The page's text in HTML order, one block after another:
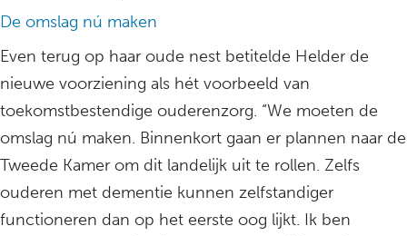
De omslag nú maken
Even terug op haar oude nest betitelde Helder de
nieuwe voorziening als hét voorbeeld van
toekomstbestendige ouderenzorg. “We moeten de
omslag nú maken. Binnenkort gaan er plannen naar de
Tweede Kamer om dit landelijk uit te rollen. Zelfs
ouderen met dementie kunnen zelfstandiger
functioneren dan op het eerste oog lijkt. Ik ben